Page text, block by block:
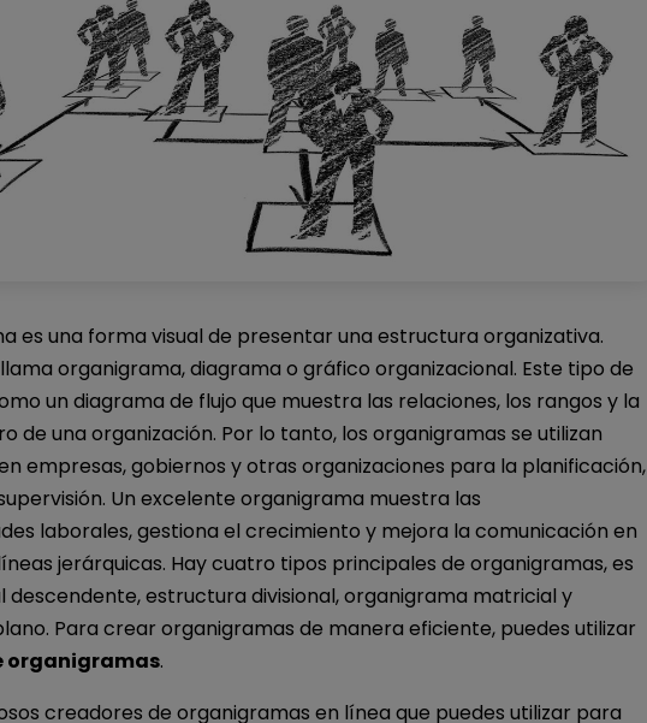
es una forma visual de presentar una estructura organizativa.
organigrama, diagrama o gráfico organizacional. Este tipo de
un diagrama de flujo que muestra las relaciones, los rangos y la
de una organización. Por lo tanto, los organigramas se utilizan
empresas, gobiernos y otras organizaciones para la planificación,
Un excelente organigrama muestra las
laborales, gestiona el crecimiento y mejora la comunicación en
jerárquicas. Hay cuatro tipos principales de organigramas, es
descendente, estructura divisional, organigrama matricial y
Para crear organigramas de manera eficiente, puedes utilizar
organigramas.
creadores de organigramas en línea que puedes utilizar para